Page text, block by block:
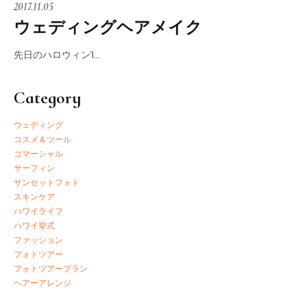
2017.11.05
ウェディングヘアメイク
先日のハロウィンἸ…
Category
ウェディング
コスメ＆ツール
コマーシャル
サーフィン
サンセットフォト
スキンケア
ハワイライフ
ハワイ挙式
ファッション
フォトツアー
フォトツアープラン
ヘアーアレンジ